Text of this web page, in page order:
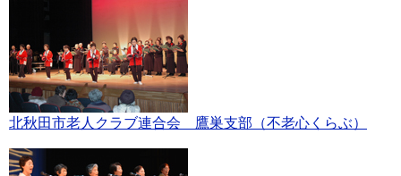
北秋田市老人クラブ連合会 鷹巣支部（不老心くらぶ）